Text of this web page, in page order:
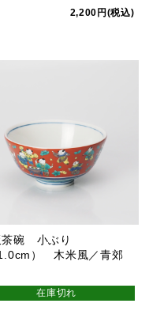
2,200円(税込)
茶碗 小ぶり
） 木米風／青郊
在庫切れ